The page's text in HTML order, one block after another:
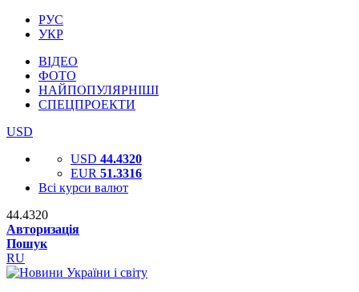
РУС
УКР
ВІДЕО
ФОТО
НАЙПОПУЛЯРНІШІ
СПЕЦПРОЕКТИ
USD
USD 44.4320
EUR 51.3316
Всі курси валют
44.4320
Авторизація
Пошук
RU